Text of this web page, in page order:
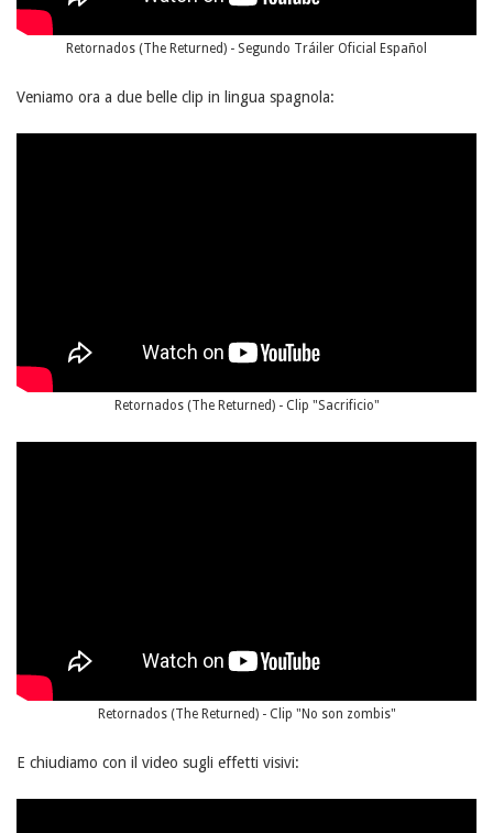
Retornados (The Returned) - Segundo Tráiler Oficial Español
Veniamo ora a due belle clip in lingua spagnola:
Retornados (The Returned) - Clip "Sacrificio"
Retornados (The Returned) - Clip "No son zombis"
E chiudiamo con il video sugli effetti visivi: